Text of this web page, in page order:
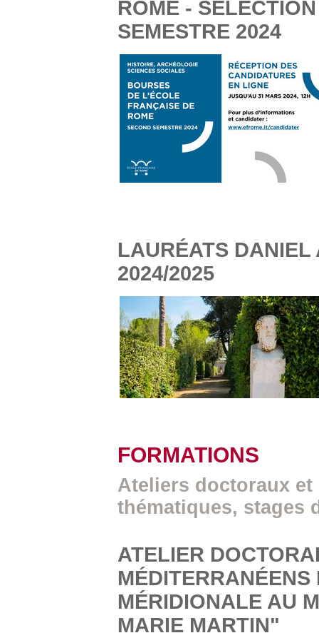
ROME -
SEMESTRE 2024
LAURÉATS DANIEL
2024/2025
FORMATIONS
Ateliers doctoraux et
thématiques, stages
ATELIER
MÉRIDIONALE AU
MARIE MARTIN"